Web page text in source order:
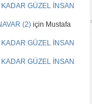
GÜZEL İNSAN
(2) için Mustafa
GÜZEL İNSAN
GÜZEL İNSAN